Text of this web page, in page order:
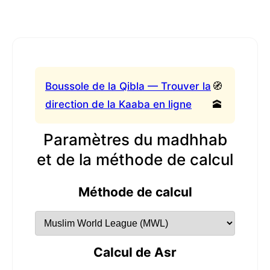
Boussole de la Qibla — Trouver la
direction de la Kaaba en ligne
🧭
🕋
Paramètres du madhhab
et de la méthode de calcul
Méthode de calcul
Calcul de Asr